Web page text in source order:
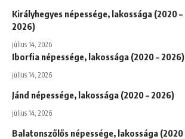
Királyhegyes népessége, lakossága (2020 –
2026)
július 14, 2026
Iborfia népessége, lakossága (2020 – 2026)
július 14, 2026
Jánd népessége, lakossága (2020 – 2026)
július 14, 2026
Balatonszőlős népessége, lakossága (2020